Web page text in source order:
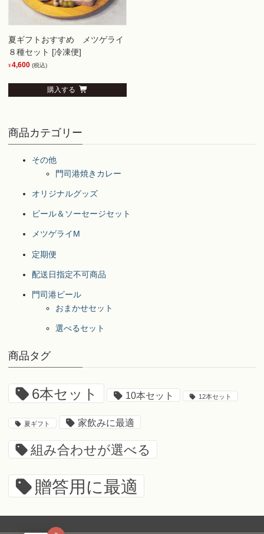
夏ギフトおすすめ メツゲライ
８種セット [冷凍便]
¥4,600 (税込)
購入する
商品カテゴリー
その他
門司港焼きカレー
オリジナルグッズ
ビール＆ソーセージセット
メツゲライM
定期便
配送日指定不可商品
門司港ビール
おまかせセット
選べるセット
商品タグ
6本セット 10本セット 12本セット
夏ギフト 家飲みに最適
組み合わせが選べる
贈答用に最適